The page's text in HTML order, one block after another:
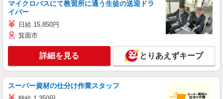
マイクロバスにて教習所に通う生徒の送迎ドラ
イバー
日給 15,850円
箕面市
詳細を見る とりあえずキープ
スーパー資材の仕分け作業スタッフ